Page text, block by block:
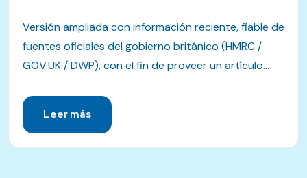
Versión ampliada con información reciente, fiable de
fuentes oficiales del gobierno británico (HMRC /
GOV.UK / DWP), con el fin de proveer un artículo...
Leer más